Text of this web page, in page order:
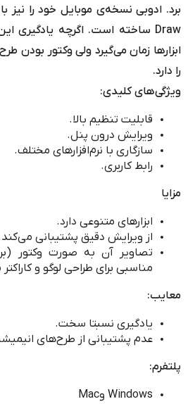
برد. ادوبی نسخه‌ی موبایل خود را نیز
Draw ساخته است. اگرچه یادگیری این
ابزارها زمان می‌گیرد ولی وکتور بودن
را دارد.
ویژگی‌های کلیدی:
قابلیت تنظیم بالا.
ویرایش درون پنل.
سازگاری با نرم‌افزارهای مختلف.
رابط کاربری.
مزایا
ابزارهای متنوعی دارد.
از ویرایش دقیق پشتیبانی
تصاویر آن به صورت وکتور
مناسبی برای طراحی لوگو و
معایب:
یادگیری نسبتا سخت.
عدم پشتیبانی از طرح‌های
پلتفرم‌:
Windows وMac